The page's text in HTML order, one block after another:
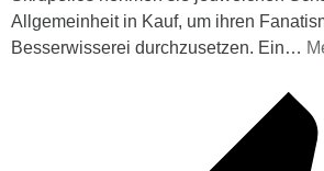
Allgemeinheit in Kauf, um ihren
Besserwisserei durchzusetzen. Ein…